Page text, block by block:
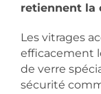
retiennent la
Les vitrages
efficacement
de verre
sécurité